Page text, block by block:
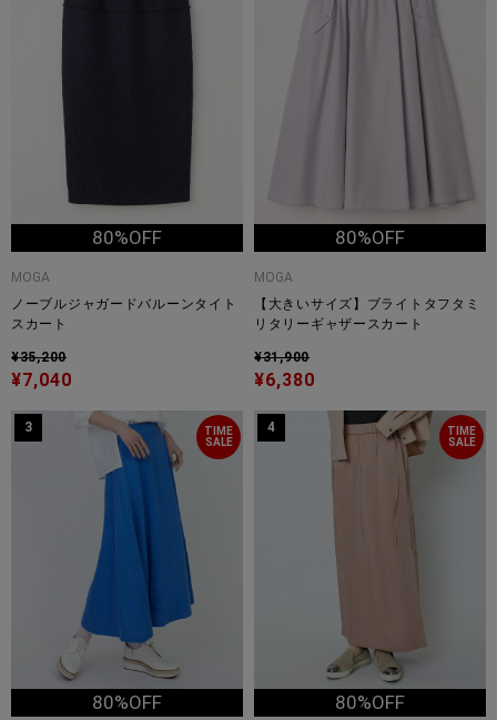
80%OFF
MOGA
ノーブルジャガードバルーンタイト
スカート
¥35,200
¥7,040
80%OFF
MOGA
【大きいサイズ】ブライトタフタミ
リタリーギャザースカート
¥31,900
¥6,380
TIME
SALE
3
80%OFF
TIME
SALE
4
80%OFF